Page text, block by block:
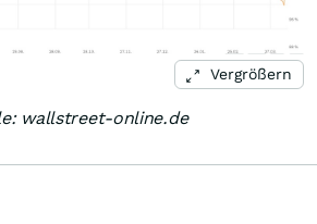
Vergrößern
wallstreet-online.de